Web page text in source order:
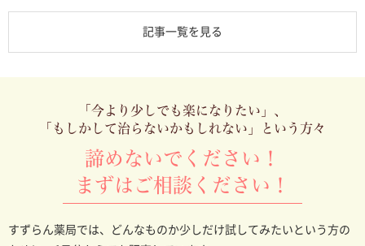
記事一覧を見る
「今より少しでも楽になりたい」、
「もしかして治らないかもしれない」という方々
諦めないでください！
まずはご相談ください！
すずらん薬局では、どんなものか少しだけ試してみたいという方の